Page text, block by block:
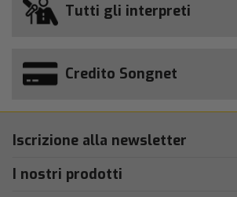
Tutti gli interpreti
Credito Songnet
Iscrizione alla newsletter
I nostri prodotti